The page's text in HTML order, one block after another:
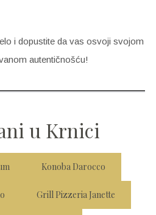
i dopustite da vas osvoji svojom
autentičnošću!
u Krnici
Konoba Darocco
Grill Pizzeria Janette